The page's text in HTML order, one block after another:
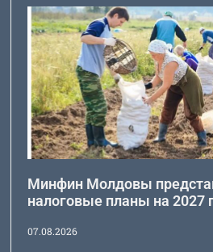
Минфин Молдовы
налоговые планы на 2027
07.08.2026